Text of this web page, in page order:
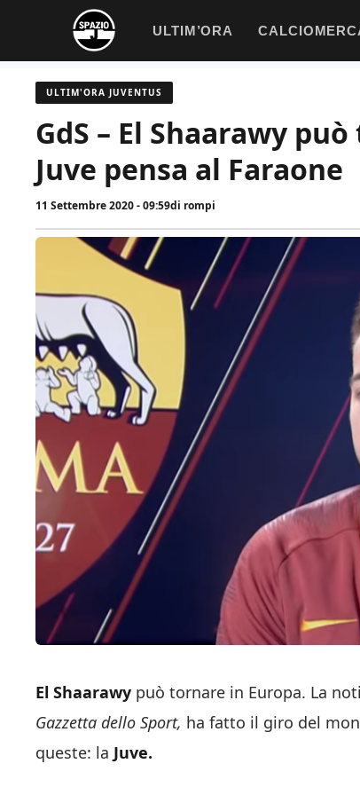
contenuto
ULTIM’ORA
ULTIM'ORA JUVENTUS
GdS – El Shaarawy
Juve pensa al Faraone
11 Settembre 2020 - 09:59di rompi
El Shaarawy può tornare in Europa. La
Gazzetta dello Sport, ha fatto il giro del
queste: la Juve.